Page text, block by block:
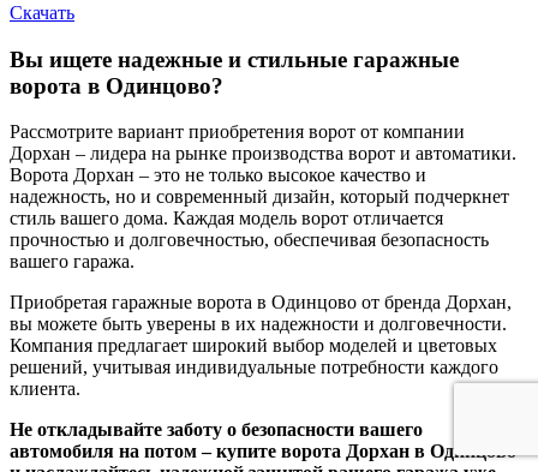
Скачать
Вы ищете надежные и стильные гаражные
ворота в Одинцово?
Рассмотрите вариант приобретения ворот от компании
Дорхан – лидера на рынке производства ворот и автоматики.
Ворота Дорхан – это не только высокое качество и
надежность, но и современный дизайн, который подчеркнет
стиль вашего дома. Каждая модель ворот отличается
прочностью и долговечностью, обеспечивая безопасность
вашего гаража.
Приобретая гаражные ворота в Одинцово от бренда Дорхан,
вы можете быть уверены в их надежности и долговечности.
Компания предлагает широкий выбор моделей и цветовых
решений, учитывая индивидуальные потребности каждого
клиента.
Не откладывайте заботу о безопасности вашего
автомобиля на потом – купите ворота Дорхан в Одинцово